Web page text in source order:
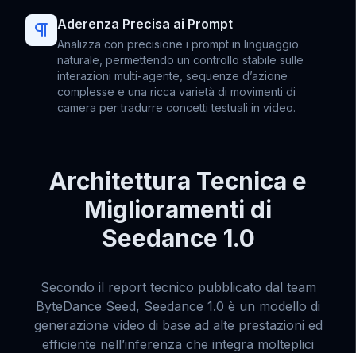
Aderenza Precisa ai Prompt
Analizza con precisione i prompt in linguaggio
naturale, permettendo un controllo stabile sulle
interazioni multi-agente, sequenze d’azione
complesse e una ricca varietà di movimenti di
camera per tradurre concetti testuali in video.
Architettura Tecnica e
Miglioramenti di
Seedance 1.0
Secondo il report tecnico pubblicato dal team
ByteDance Seed, Seedance 1.0 è un modello di
generazione video di base ad alte prestazioni ed
efficiente nell’inferenza che integra molteplici